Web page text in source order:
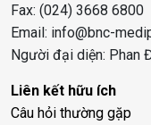
Fax: (024) 3668 6800
Email: info@bnc-
Người đại diện: Phan
Liên kết hữu ích
Câu hỏi thường gặp